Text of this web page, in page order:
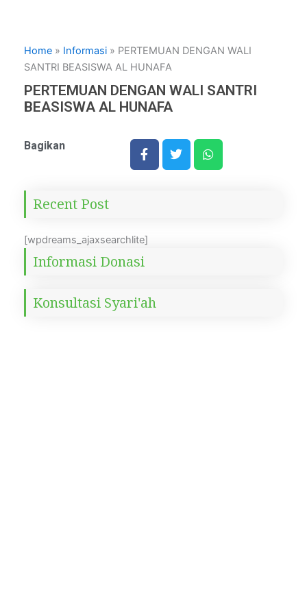
Home» Informasi» PERTEMUAN DENGAN WALI
SANTRI BEASISWA AL HUNAFA
PERTEMUAN DENGAN WALI SANTRI
BEASISWA AL HUNAFA
Bagikan
Recent Post
[wpdreams_ajaxsearchlite]
Informasi Donasi
Konsultasi Syari'ah